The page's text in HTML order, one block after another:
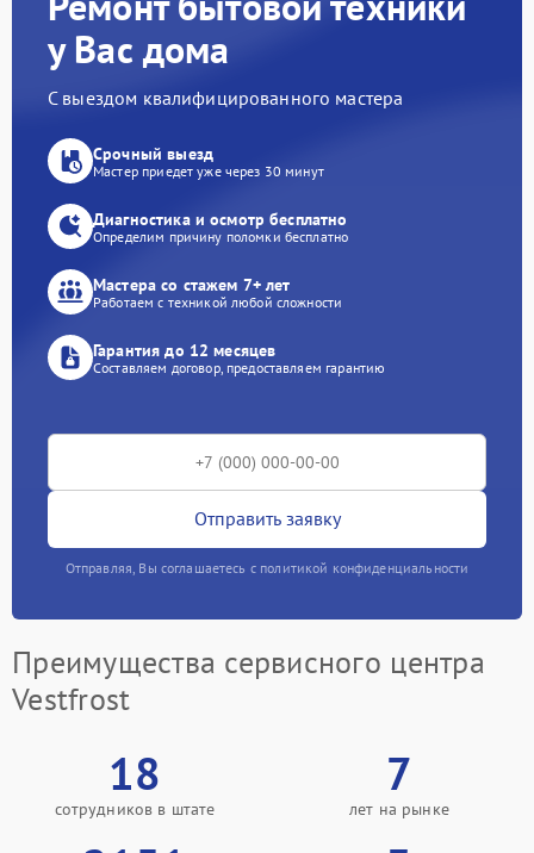
у Вас дома
С выездом квалифицированного мастера
Срочный выезд
Мастер приедет уже через 30 минут
Диагностика и осмотр бесплатно
Определим причину поломки бесплатно
Мастера со стажем 7+ лет
Работаем с техникой любой сложности
Гарантия до 12 месяцев
Составляем договор, предоставляем гарантию
Отправить заявку
Отправляя, Вы соглашаетесь с политикой конфиденциальности
Преимущества сервисного центра
Vestfrost
18
сотрудников в штате
7
лет на рынке